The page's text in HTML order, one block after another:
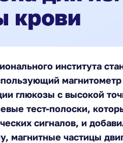
института
глюкозы с высокой
тест-полоски,
сигналов, и
магнитные частицы